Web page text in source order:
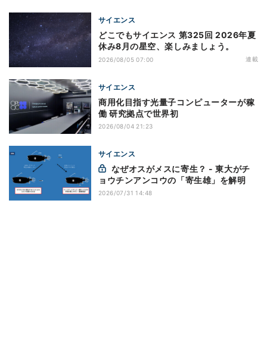
サイエンス
どこでもサイエンス 第325回 2026年夏
休み8月の星空、楽しみましょう。
2026/08/05 07:00 連載
サイエンス
商用化目指す光量子コンピューターが稼
働 研究拠点で世界初
2026/08/04 21:23
サイエンス
ョウチンアンコウの「寄生雄」を解明
2026/07/31 14:48